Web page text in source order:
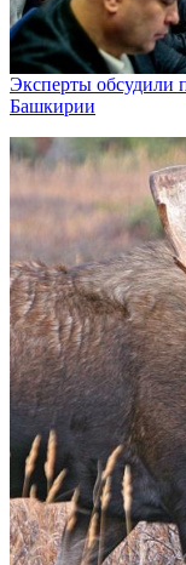
Эксперты
Башкирии